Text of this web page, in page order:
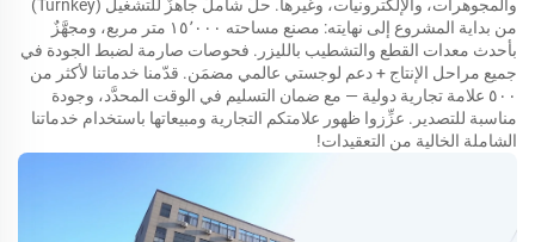
والمجوهرات، والإلكترونيات، وغيرها. حلٌّ شاملٌ جاهزٌ للتشغيل (Turnkey)
من بداية المشروع إلى نهايته: مصنع مساحته ١٥٬٠٠٠ متر مربع، ومجهَّزٌ
بأحدث معدات القطع والتشطيب بالليزر. فحوصات صارمة لضبط الجودة في
جميع مراحل الإنتاج + دعم لوجستي عالمي مضمَن. قدّمنا خدماتنا لأكثر من
٥٠٠ علامة تجارية دولية — مع ضمان التسليم في الوقت المحدَّد، وجودة
مناسبة للتصدير. عزِّزوا ظهور علامتكم التجارية ومبيعاتها باستخدام خدماتنا
الشاملة الخالية من التعقيدات!